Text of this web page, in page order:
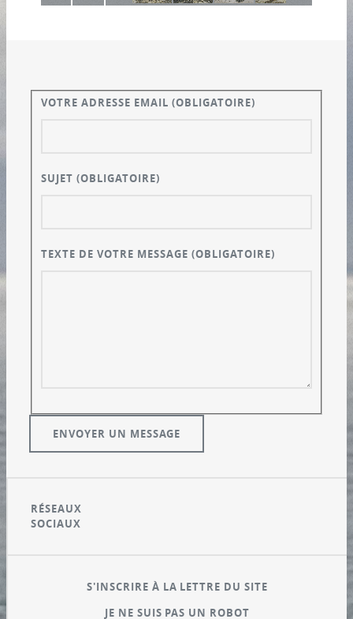
VOTRE ADRESSE EMAIL(OBLIGATOIRE)
SUJET(OBLIGATOIRE)
TEXTE DE VOTRE MESSAGE(OBLIGATOIRE)
RÉSEAUX
SOCIAUX
S'INSCRIRE À LA LETTRE DU SITE
JE NE SUIS PAS UN ROBOT